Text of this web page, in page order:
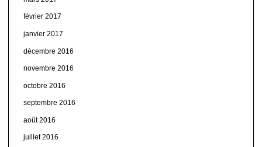
février 2017
janvier 2017
décembre 2016
novembre 2016
octobre 2016
septembre 2016
août 2016
juillet 2016